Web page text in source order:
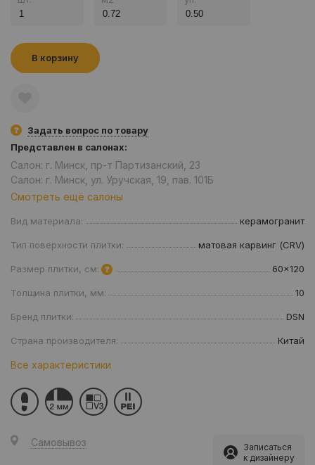
В корзину
Задать вопрос по товару
Представлен в салонах:
Салон: г. Минск, пр-т Партизанский, 23
Салон: г. Минск, ул. Уручская, 19, пав. 101Б
Смотреть ещё салоны
Вид материала: керамогранит
Тип поверхности плитки: матовая карвинг (CRV)
Размер плитки, см: 60x120
Толщина плитки, мм: 10
Бренд плитки: DSN
Страна производителя: Китай
Все характеристики
Самовывоз
Записаться
к дизайнеру